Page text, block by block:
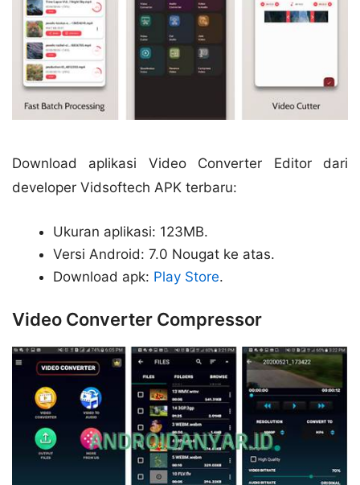
Download aplikasi Video Converter Editor dari
developer Vidsoftech APK terbaru:
Ukuran aplikasi: 123MB.
Versi Android: 7.0 Nougat ke atas.
Download apk: Play Store.
Video Converter Compressor